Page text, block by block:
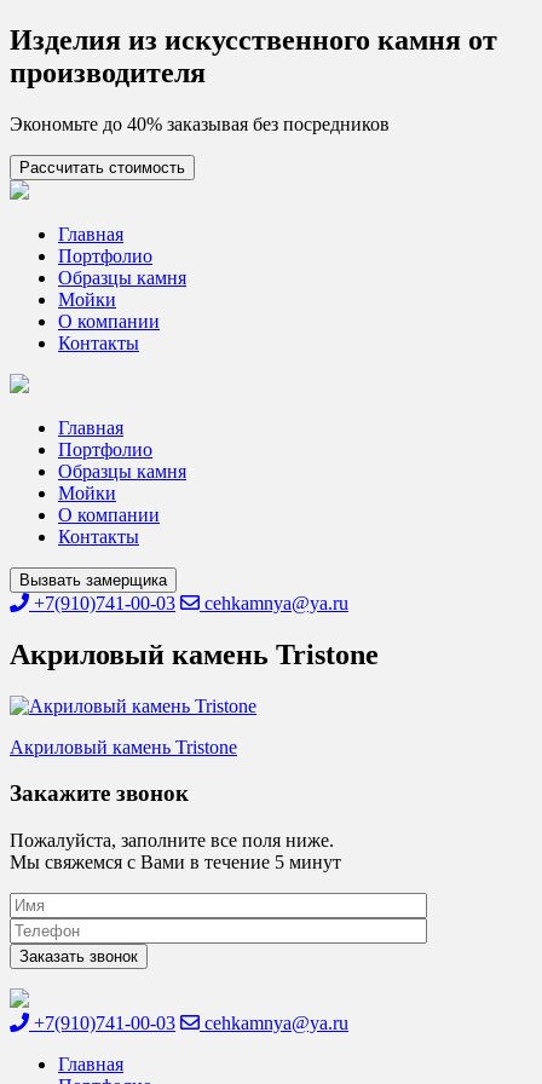
Skip
to
content
Изделия из искусcтвенного камня от
производителя
Экономьте до 40% заказывая без посредников
Рассчитать стоимость
Цех камня
Столешницы из искусственного камня
Главная
Портфолио
Образцы камня
Мойки
О компании
Контакты
Главная
Портфолио
Образцы камня
Мойки
О компании
Контакты
Вызвать замерщика
+7(910)741-00-03 cehkamnya@ya.ru
Акриловый камень Tristone
Навигация
по
Акриловый камень Tristone
Закажите звонок
Пожалуйста, заполните все поля ниже.
Мы свяжемся с Вами в течение 5 минут
+7(910)741-00-03
cehkamnya@ya.ru
Главная